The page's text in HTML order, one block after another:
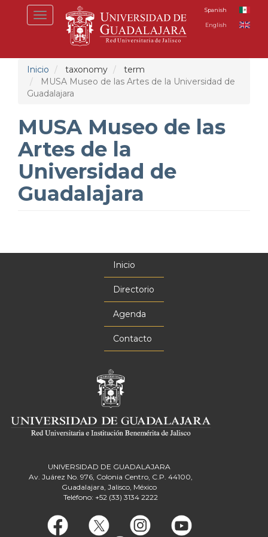
Toggle
navigation
Spanish
English
Inicio taxonomy
term
MUSA Museo de las Artes de la Universidad de
Guadalajara
MUSA Museo de las
Artes de la
Universidad de
Guadalajara
Inicio
Directorio
Agenda
Contacto
UNIVERSIDAD DE GUADALAJARA
Av. Juárez No. 976, Colonia Centro, C.P. 44100,
Guadalajara, Jalisco, México
Teléfono: +52 (33) 3134 2222